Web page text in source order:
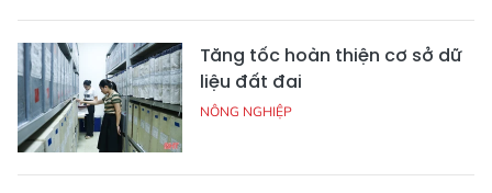
Tăng tốc hoàn thiện cơ sở dữ
liệu đất đai
NÔNG NGHIỆP